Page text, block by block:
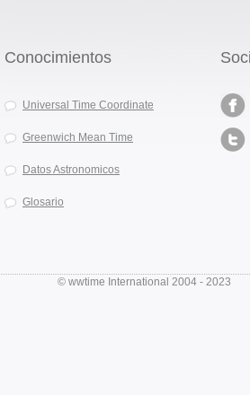
Conocimientos
Universal Time Coordinate
Greenwich Mean Time
Datos Astronomicos
Glosario
© wwtime International 2004 -